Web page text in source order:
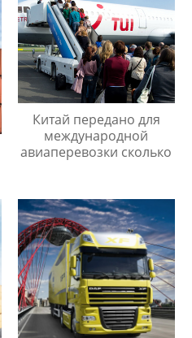
Китай передано для
международной
авиаперевозки сколько